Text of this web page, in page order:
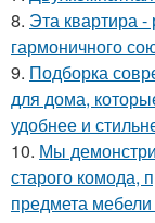
8. Эта квартира -
гармоничного
9. Подборка
для дома,
удобнее и
10. Мы
старого комода,
предмета